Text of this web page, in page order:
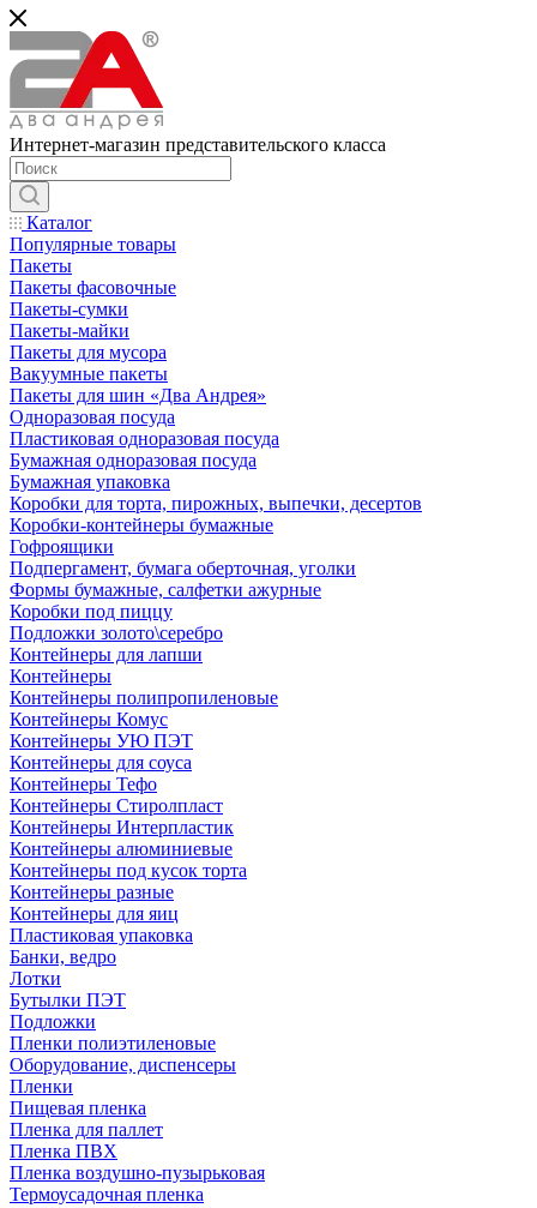
Интернет-магазин представительского класса
Каталог
Популярные товары
Пакеты
Пакеты фасовочные
Пакеты-сумки
Пакеты-майки
Пакеты для мусора
Вакуумные пакеты
Пакеты для шин «Два Андрея»
Одноразовая посуда
Пластиковая одноразовая посуда
Бумажная одноразовая посуда
Бумажная упаковка
Коробки для торта, пирожных, выпечки, десертов
Коробки-контейнеры бумажные
Гофроящики
Подпергамент, бумага оберточная, уголки
Формы бумажные, салфетки ажурные
Коробки под пиццу
Подложки золото\серебро
Контейнеры для лапши
Контейнеры
Контейнеры полипропиленовые
Контейнеры Комус
Контейнеры УЮ ПЭТ
Контейнеры для соуса
Контейнеры Тефо
Контейнеры Стиролпласт
Контейнеры Интерпластик
Контейнеры алюминиевые
Контейнеры под кусок торта
Контейнеры разные
Контейнеры для яиц
Пластиковая упаковка
Банки, ведро
Лотки
Бутылки ПЭТ
Подложки
Пленки полиэтиленовые
Оборудование, диспенсеры
Пленки
Пищевая пленка
Пленка для паллет
Пленка ПВХ
Пленка воздушно-пузырьковая
Термоусадочная пленка